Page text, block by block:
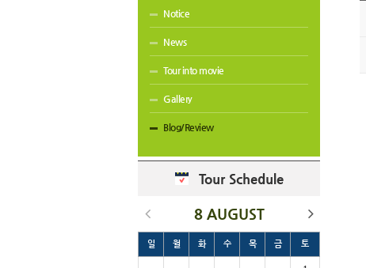
Notice
News
Tour into movie
Gallery
Blog/Review
Tour Schedule
8 AUGUST
일 월 화 수 목 금 토